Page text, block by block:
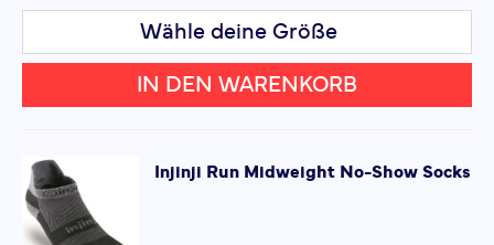
bei jedem Schritt.
Wähle deine Größe
IN DEN WARENKORB
Injinji Run Midweight No-Show Socks